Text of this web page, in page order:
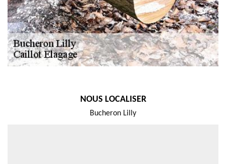
NOUS LOCALISER
Bucheron Lilly